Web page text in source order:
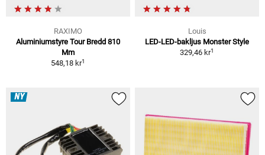
RAXIMO
Aluminiumstyre Tour Bredd 810
Mm
548,18 kr1
Louis
LED-LED-bakljus Monster Style
329,46 kr1
NY